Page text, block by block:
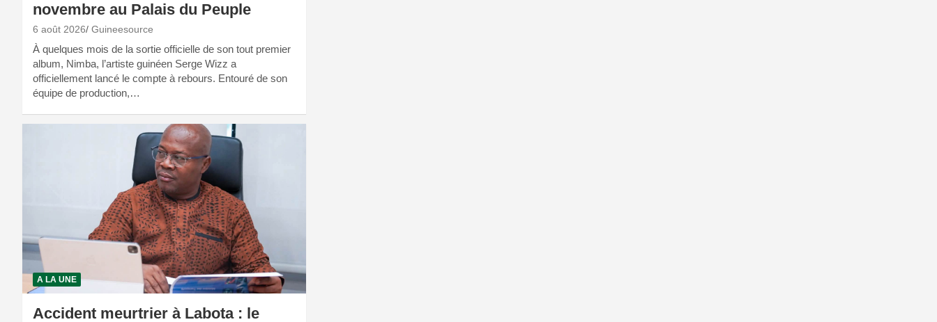
novembre au Palais du Peuple
6 août 2026 Guineesource
À quelques mois de la sortie officielle de son tout premier
album, Nimba, l’artiste guinéen Serge Wizz a
officiellement lancé le compte à rebours. Entouré de son
équipe de production,…
A LA UNE
Accident meurtrier à Labota : le